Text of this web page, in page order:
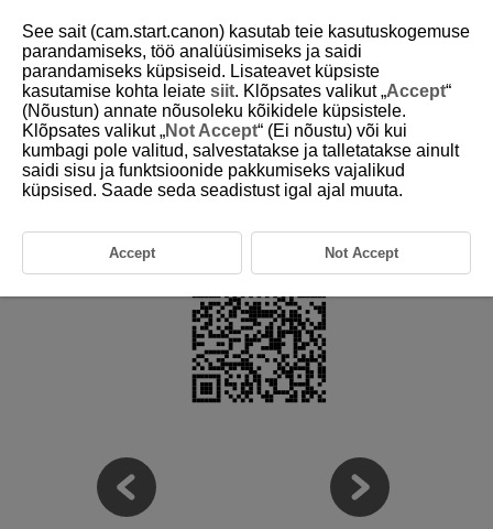
D388-004
Lisateave
Teavet kaamerafunktsioonidega ühilduvate objektiivide kohta ning
https://cam.start.canon/H001/
See sait (cam.start.canon) kasutab teie kasutuskogemuse
parandamiseks, töö analüüsimiseks ja saidi
parandamiseks küpsiseid. Lisateavet küpsiste
kasutamise kohta leiate siit. Klõpsates valikut „Accept“
(Nõustun) annate nõusoleku kõikidele küpsistele.
Klõpsates valikut „Not Accept“ (Ei nõustu) või kui
kumbagi pole valitud, salvestatakse ja talletatakse ainult
saidi sisu ja funktsioonide pakkumiseks vajalikud
küpsised. Saade seda seadistust igal ajal muuta.
Accept Not Accept